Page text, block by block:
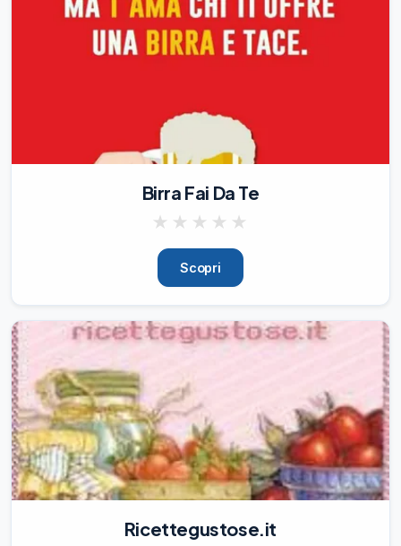
24/07/26 3
A luglio si celebra la giornata per la
Per Io Bevo, la sostenibilità è un impegno
Con il nostro modello di refill tramite
promuoviamo un consumo più
di bottiglie e lattine monouso.
I numeri parlano chiaro: in un anno, grazie
a chi sceglie Io Bevo, si evitano 184
milioni di
30/07/26 3
Una serata di sport, musica, divertimento
e solidarietà si è conclusa con una
bellissima vittoria!
La Lunisiana Soul si aggiudica la Partita
del Cuore con il risultato di 6-2, al termine
di un incontro ricco di entusiasmo, sorrisi
ed emozioni.
Birra Fai Da Te
★ ★ ★ ★ ★
Scopri
Ricettegustose.it